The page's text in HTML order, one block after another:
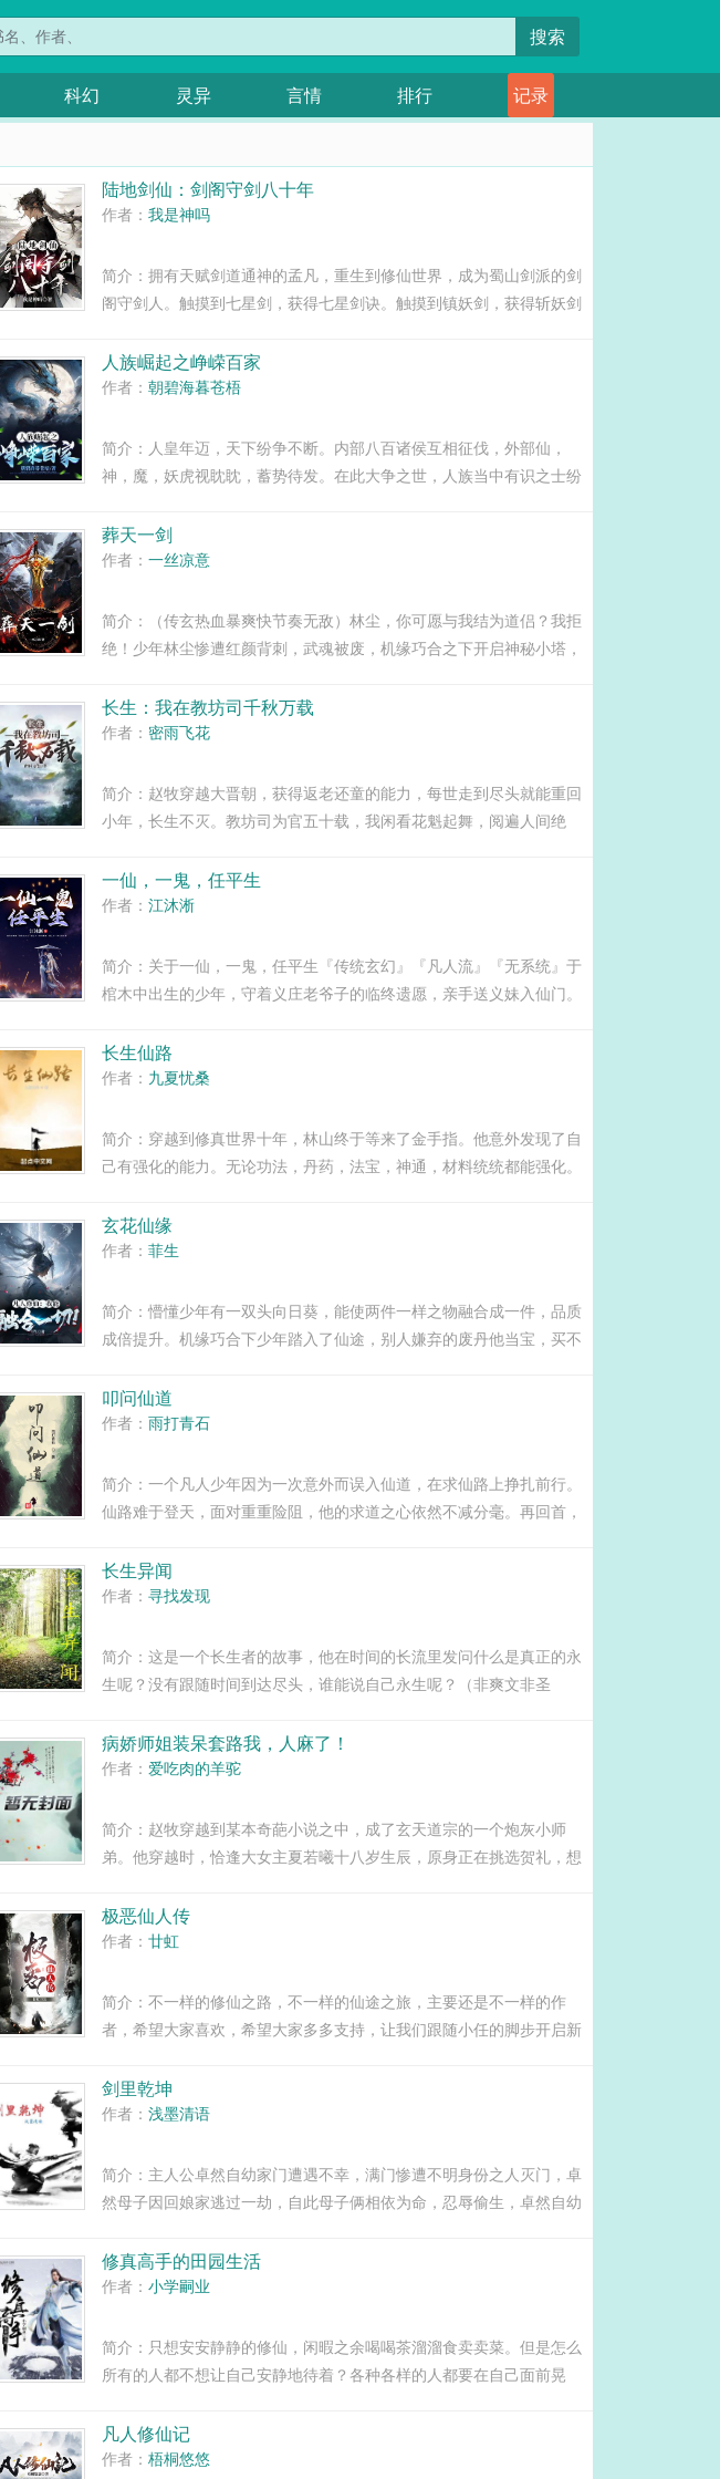
搜索
科幻 灵异 言情 排行 记录
陆地剑仙：剑阁守剑八十年
作者： 我是神吗
简介：拥有天赋剑道通神的孟凡，重生到修仙世界，成为蜀山剑派的剑
阁守剑人。触摸到七星剑，获得七星剑诀。触摸到镇妖剑，获得斩妖剑
人族崛起之峥嵘百家
作者： 朝碧海暮苍梧
简介：人皇年迈，天下纷争不断。内部八百诸侯互相征伐，外部仙，
神，魔，妖虎视眈眈，蓄势待发。在此大争之世，人族当中有识之士纷
不悔。...
葬天一剑
作者： 一丝凉意
简介：（传玄热血暴爽快节奏无敌）林尘，你可愿与我结为道侣？我拒
绝！少年林尘惨遭红颜背刺，武魂被废，机缘巧合之下开启神秘小塔，
迫沦为炉鼎！绝望之际，林尘觉醒至尊神...
长生：我在教坊司千秋万载
作者： 密雨飞花
简介：赵牧穿越大晋朝，获得返老还童的能力，每世走到尽头就能重回
小年，长生不灭。教坊司为官五十载，我闲看花魁起舞，阅遍人间绝
湖。我枯坐寒渊三千...
一仙，一鬼，任平生
作者： 江沐淅
简介：关于一仙，一鬼，任平生『传统玄幻』『凡人流』『无系统』于
棺木中出生的少年，守着义庄老爷子的临终遗愿，亲手送义妹入仙门。
持鬼刀，力斩巨枭魔头，横劈仙宗仙师...
长生仙路
作者： 九夏忧桑
简介：穿越到修真世界十年，林山终于等来了金手指。他意外发现了自
己有强化的能力。无论功法，丹药，法宝，神通，材料统统都能强化。
事，方能乘风破浪击楫中流！且看一介小人物，如何起...
玄花仙缘
作者： 菲生
简介：懵懂少年有一双头向日葵，能使两件一样之物融合成一件，品质
成倍提升。机缘巧合下少年踏入了仙途，别人嫌弃的废丹他当宝，买不
化，掌云羊！...
叩问仙道
作者： 雨打青石
简介：一个凡人少年因为一次意外而误入仙道，在求仙路上挣扎前行。
仙路难于登天，面对重重险阻，他的求道之心依然不减分毫。再回首，
加入。禁言群710441068（防止聊天群被封，里...
长生异闻
作者： 寻找发现
简介：这是一个长生者的故事，他在时间的长流里发问什么是真正的永
生呢？没有跟随时间到达尽头，谁能说自己永生呢？（非爽文非圣
病娇师姐装呆套路我，人麻了！
作者： 爱吃肉的羊驼
简介：赵牧穿越到某本奇葩小说之中，成了玄天道宗的一个炮灰小师
弟。他穿越时，恰逢大女主夏若曦十八岁生辰，原身正在挑选贺礼，想
啥？追求大女主夏若曦，疯了吧！正常的大女主，胸怀天...
极恶仙人传
作者： 廿虹
简介：不一样的修仙之路，不一样的仙途之旅，主要还是不一样的作
者，希望大家喜欢，希望大家多多支持，让我们跟随小任的脚步开启新
至于小任能走到哪一步，还要看大家的支持有多大了！谢谢...
剑里乾坤
作者： 浅墨清语
简介：主人公卓然自幼家门遭遇不幸，满门惨遭不明身份之人灭门，卓
然母子因回娘家逃过一劫，自此母子俩相依为命，忍辱偷生，卓然自幼
千辛万苦最终练成绝世武功，仗剑行走江湖凭借一声所学行...
修真高手的田园生活
作者： 小学嗣业
简介：只想安安静静的修仙，闲暇之余喝喝茶溜溜食卖卖菜。但是怎么
所有的人都不想让自己安静地待着？各种各样的人都要在自己面前晃
不要来啊！其实我真的...
凡人修仙记
作者： 梧桐悠悠